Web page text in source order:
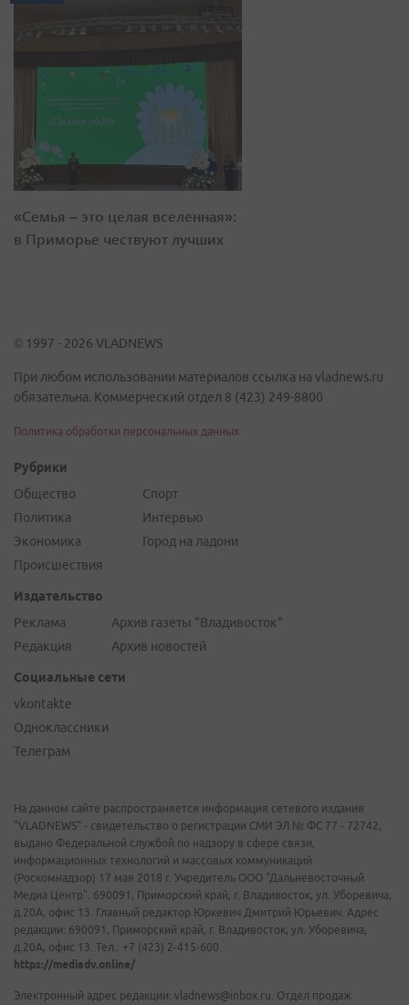
«Семья – это целая вселенная»:
в Приморье чествуют лучших
© 1997 - 2026 VLADNEWS
При любом использовании материалов ссылка на vladnews.ru
обязательна. Коммерческий отдел 8 (423) 249-8800
Политика обработки персональных данных
Рубрики
Общество
Политика
Экономика
Происшествия
Спорт
Интервью
Город на ладони
Издательство
Реклама
Редакция
Архив газеты "Владивосток"
Архив новостей
Социальные сети
vkontakte
Одноклассники
Телеграм
На данном сайте распространяется информация сетевого издания
"VLADNEWS" - свидетельство о регистрации СМИ ЭЛ № ФС 77 - 72742,
выдано Федеральной службой по надзору в сфере связи,
информационных технологий и массовых коммуникаций
(Роскомнадзор) 17 мая 2018 г. Учредитель ООО "Дальневосточный
Медиа Центр". 690091, Приморский край, г. Владивосток, ул. Уборевича,
д.20А, офис 13. Главный редактор Юркевич Дмитрий Юрьевич. Адрес
редакции: 690091, Приморский край, г. Владивосток, ул. Уборевича,
д.20А, офис 13. Тел.: +7 (423) 2-415-600.
https://mediadv.online/
Электронный адрес редакции: vladnews@inbox.ru. Отдел продаж